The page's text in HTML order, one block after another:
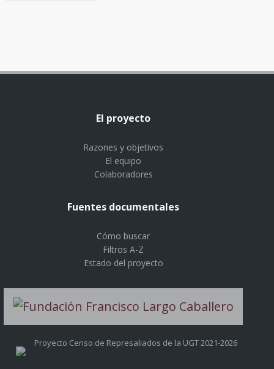
El proyecto
Razones y objetivos
El equipo
Colaboradores
Fuentes documentales
Cómo buscar
Filtros A-Z
Estado del proyecto
Proyecto Censo de Represaliados de la UGT 2021-2026